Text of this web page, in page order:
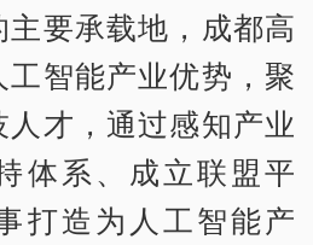
要承载地，成都高
智能产业优势，聚
才，通过感知产业
体系、成立联盟平
打造为人工智能产